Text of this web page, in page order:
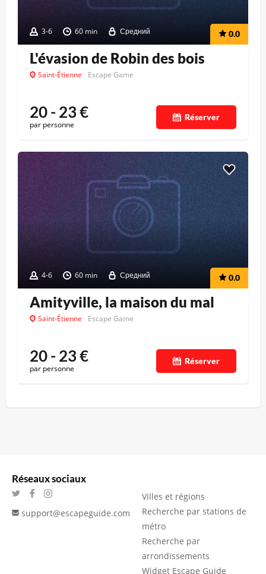
3-6 60 min Средний 0.0
L'évasion de Robin des bois
Saint-Étienne Escape Game
20 - 23€
par personne
Réserver
4-6 60 min Средний 0.0
Amityville, la maison du mal
Saint-Étienne Escape Game
20 - 23€
par personne
Réserver
Réseaux sociaux
support@escapeguide.com
Villes et régions
Recherche par stations de
métro
Recherche par
arrondissements
Widget Escape Guide